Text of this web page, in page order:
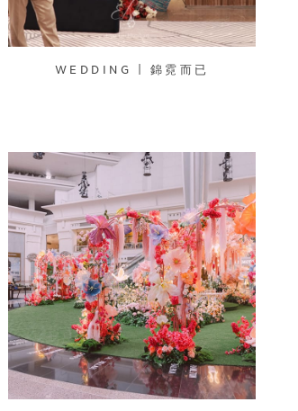
WEDDING | 錦霓而已